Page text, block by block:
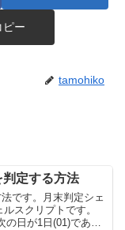
ピー
tamohiko
判定する方法
です。月末判定シェ
スクリプトです。
の日が1日(01)である